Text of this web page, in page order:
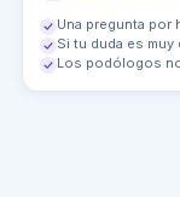
Una pregunta por
Si tu duda es
Los podólogos